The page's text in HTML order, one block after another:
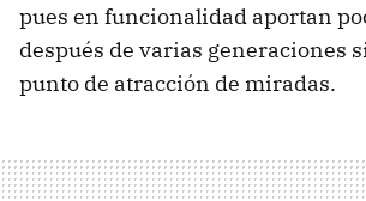
pues en funcionalidad aportan
después de varias generaciones
punto de atracción de miradas.